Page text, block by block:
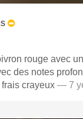
rouge avec
des notes
crayeux — 7